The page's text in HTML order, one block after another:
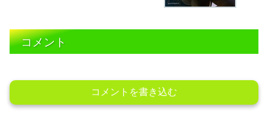
コメント
コメントを書き込む